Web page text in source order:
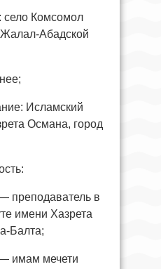
село Комсомол
Жалал-Абадской
Исламский
Османа, город
преподаватель в
имени Хазрета
Балта;
имам мечети